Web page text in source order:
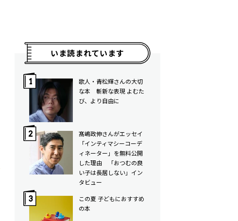
いま読まれています
歌人・青松輝さんの大切
な本 斬新な表現 よむた
び、より自由に
髙嶋政伸さんがエッセイ
「インティマシーコーデ
ィネーター」を無料公開
した理由 「おつむの良
い子は長居しない」イン
タビュー
この夏 子どもにおすすめ
の本